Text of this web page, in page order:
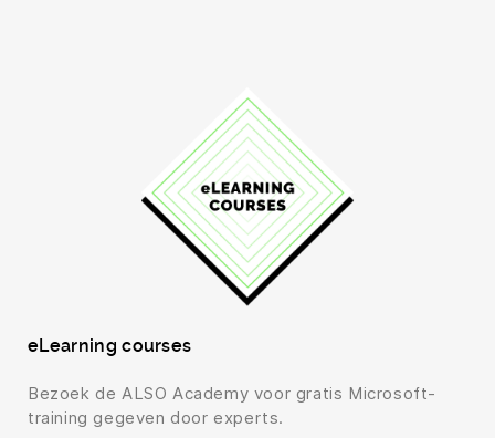
eLearning courses
Bezoek de ALSO Academy voor gratis Microsoft-
training gegeven door experts.